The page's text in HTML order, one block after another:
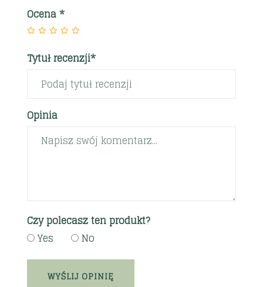
Ocena*
Tytuł recenzji*
Opinia
Czy polecasz ten produkt?
Yes
No